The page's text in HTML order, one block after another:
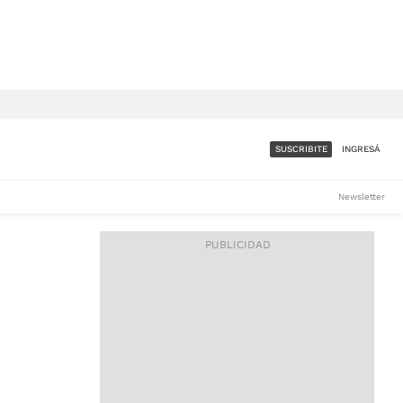
ACCESO FULL - $1.800/MES
SUSCRIBITE INGRESÁ
Newsletter